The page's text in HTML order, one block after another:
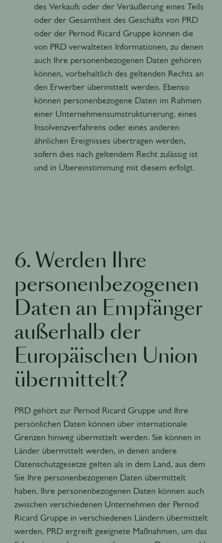
des Verkaufs oder der Veräußerung eines Teils
oder der Gesamtheit des Geschäfts von PRD
oder der Pernod Ricard Gruppe können die
von PRD verwalteten Informationen, zu denen
auch Ihre personenbezogenen Daten gehören
können, vorbehaltlich des geltenden Rechts an
den Erwerber übermittelt werden. Ebenso
können personenbezogene Daten im Rahmen
einer Unternehmensumstrukturierung, eines
Insolvenzverfahrens oder eines anderen
ähnlichen Ereignisses übertragen werden,
sofern dies nach geltendem Recht zulässig ist
und in Übereinstimmung mit diesem erfolgt.
6. Werden Ihre
personenbezogenen
Daten an Empfänger
außerhalb der
Europäischen Union
übermittelt?
PRD gehört zur Pernod Ricard Gruppe und Ihre
persönlichen Daten können über internationale
Grenzen hinweg übermittelt werden. Sie können in
Länder übermittelt werden, in denen andere
Datenschutzgesetze gelten als in dem Land, aus dem
Sie Ihre personenbezogenen Daten übermittelt
haben. Ihre personenbezogenen Daten können auch
zwischen verschiedenen Unternehmen der Pernod
Ricard Gruppe in verschiedenen Ländern übermittelt
werden. PRD ergreift geeignete Maßnahmen, um das